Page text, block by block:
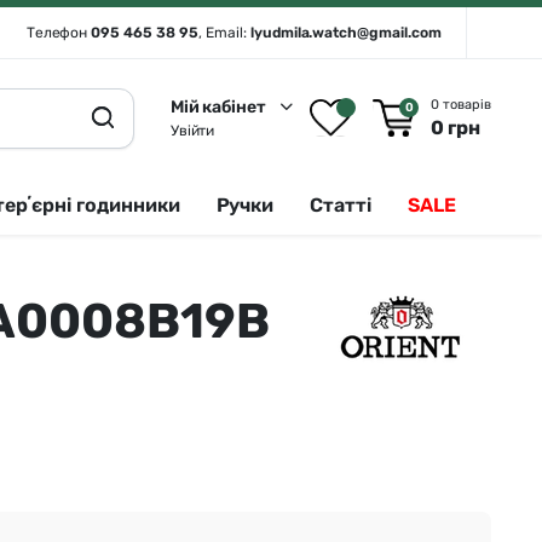
Телефон095 465 38 95, Email: lyudmila.watch@gmail.com
Мій кабінет
Увійти
0 0 товарів
0 грн
Rado 🇨🇭
Сріблястий
годинники Ручки Статті SALE